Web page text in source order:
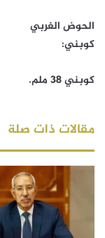
الحوض الغربي
كوبني:
كوبني 38 ملم.
مقالات ذات صلة